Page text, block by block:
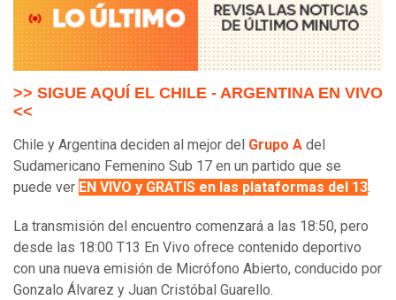
>> SIGUE AQUÍ EL CHILE - ARGENTINA EN VIVO
<<
Chile y Argentina deciden al mejor del Grupo A del
Sudamericano Femenino Sub 17 en un partido que se
puede ver EN VIVO y GRATIS en las plataformas del 13.
La transmisión del encuentro comenzará a las 18:50, pero
desde las 18:00 T13 En Vivo ofrece contenido deportivo
con una nueva emisión de Micrófono Abierto, conducido por
Gonzalo Álvarez y Juan Cristóbal Guarello.